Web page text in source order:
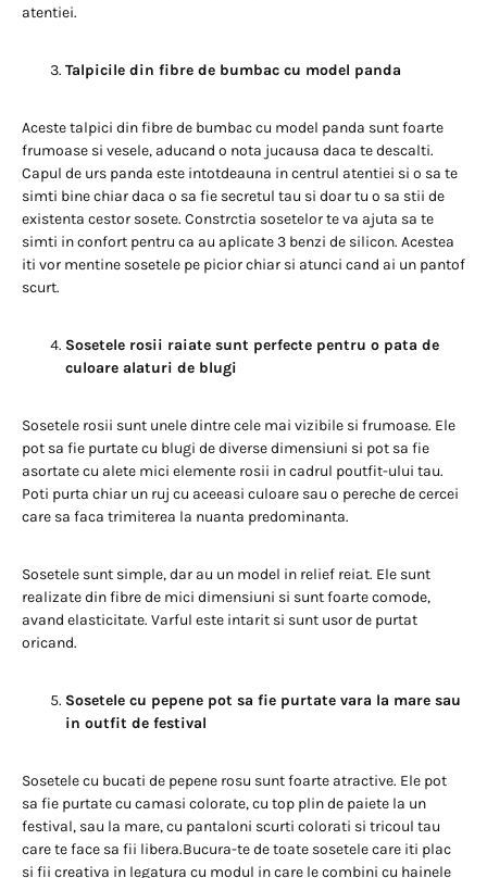
atentiei.
Talpicile din fibre de bumbac cu model panda
Aceste talpici din fibre de bumbac cu model panda sunt foarte
frumoase si vesele, aducand o nota jucausa daca te descalti.
Capul de urs panda este intotdeauna in centrul atentiei si o sa te
simti bine chiar daca o sa fie secretul tau si doar tu o sa stii de
existenta cestor sosete. Constrctia sosetelor te va ajuta sa te
simti in confort pentru ca au aplicate 3 benzi de silicon. Acestea
iti vor mentine sosetele pe picior chiar si atunci cand ai un pantof
scurt.
Sosetele rosii raiate sunt perfecte pentru o pata de
culoare alaturi de blugi
Sosetele rosii sunt unele dintre cele mai vizibile si frumoase. Ele
pot sa fie purtate cu blugi de diverse dimensiuni si pot sa fie
asortate cu alete mici elemente rosii in cadrul poutfit-ului tau.
Poti purta chiar un ruj cu aceeasi culoare sau o pereche de cercei
care sa faca trimiterea la nuanta predominanta.
Sosetele sunt simple, dar au un model in relief reiat. Ele sunt
realizate din fibre de mici dimensiuni si sunt foarte comode,
avand elasticitate. Varful este intarit si sunt usor de purtat
oricand.
Sosetele cu pepene pot sa fie purtate vara la mare sau
in outfit de festival
Sosetele cu bucati de pepene rosu sunt foarte atractive. Ele pot
sa fie purtate cu camasi colorate, cu top plin de paiete la un
festival, sau la mare, cu pantaloni scurti colorati si tricoul tau
care te face sa fii libera.Bucura-te de toate sosetele care iti plac
si fii creativa in legatura cu modul in care le combini cu hainele